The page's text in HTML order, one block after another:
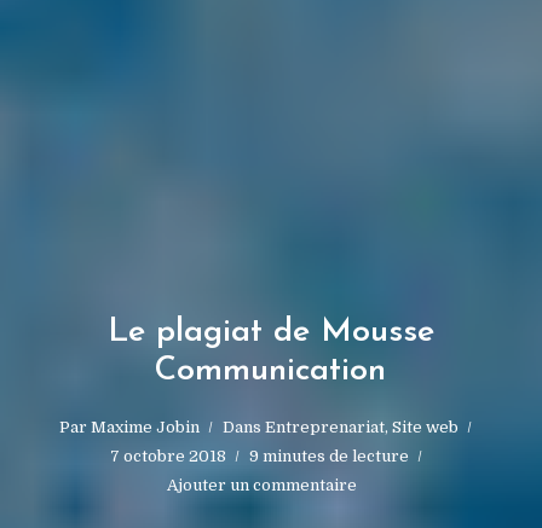
Le plagiat de Mousse
Communication
ParMaxime Jobin DansEntreprenariat,Site web
7 octobre 2018
9 minutes de lecture
Ajouter un commentaire